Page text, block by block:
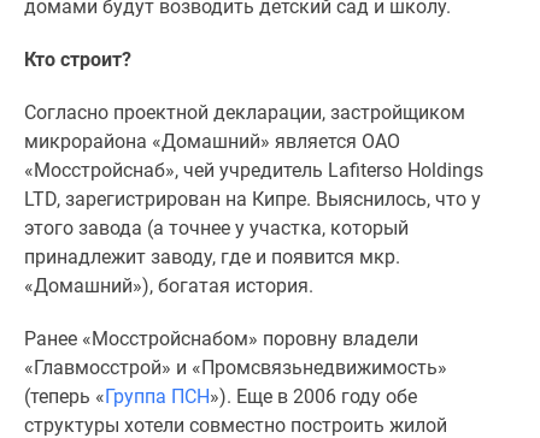
ИТ-
Квартиры
41%
новостроек
Субсидированная
застройщиком
Rutube
Поиск
дома
домами будут возводить детский сад и школу.
Кто строит?
Согласно проектной декларации, застройщиком
микрорайона «Домашний» является ОАО
«Мосстройснаб», чей учредитель Lafiterso Holdings
LTD, зарегистрирован на Кипре. Выяснилось, что у
этого завода (а точнее у участка, который
принадлежит заводу, где и появится мкр.
«Домашний»), богатая история.
Ранее «Мосстройснабом» поровну владели
«Главмосстрой» и «Промсвязьнедвижимость»
(теперь «Группа ПСН»). Еще в 2006 году обе
структуры хотели совместно построить жилой